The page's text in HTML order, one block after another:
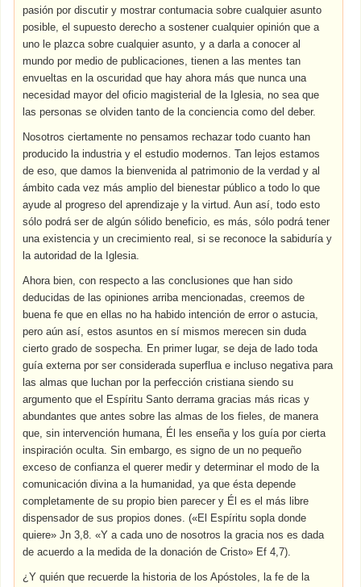
pasión por discutir y mostrar contumacia sobre cualquier asunto
posible, el supuesto derecho a sostener cualquier opinión que a
uno le plazca sobre cualquier asunto, y a darla a conocer al
mundo por medio de publicaciones, tienen a las mentes tan
envueltas en la oscuridad que hay ahora más que nunca una
necesidad mayor del oficio magisterial de la Iglesia, no sea que
las personas se olviden tanto de la conciencia como del deber.
Nosotros ciertamente no pensamos rechazar todo cuanto han
producido la industria y el estudio modernos. Tan lejos estamos
de eso, que damos la bienvenida al patrimonio de la verdad y al
ámbito cada vez más amplio del bienestar público a todo lo que
ayude al progreso del aprendizaje y la virtud. Aun así, todo esto
sólo podrá ser de algún sólido beneficio, es más, sólo podrá tener
una existencia y un crecimiento real, si se reconoce la sabiduría y
la autoridad de la Iglesia.
Ahora bien, con respecto a las conclusiones que han sido
deducidas de las opiniones arriba mencionadas, creemos de
buena fe que en ellas no ha habido intención de error o astucia,
pero aún así, estos asuntos en sí mismos merecen sin duda
cierto grado de sospecha. En primer lugar, se deja de lado toda
guía externa por ser considerada superflua e incluso negativa para
las almas que luchan por la perfección cristiana siendo su
argumento que el Espíritu Santo derrama gracias más ricas y
abundantes que antes sobre las almas de los fieles, de manera
que, sin intervención humana, Él les enseña y los guía por cierta
inspiración oculta. Sin embargo, es signo de un no pequeño
exceso de confianza el querer medir y determinar el modo de la
comunicación divina a la humanidad, ya que ésta depende
completamente de su propio bien parecer y Él es el más libre
dispensador de sus propios dones. («El Espíritu sopla donde
quiere» Jn 3,8. «Y a cada uno de nosotros la gracia nos es dada
de acuerdo a la medida de la donación de Cristo» Ef 4,7).
¿Y quién que recuerde la historia de los Apóstoles, la fe de la